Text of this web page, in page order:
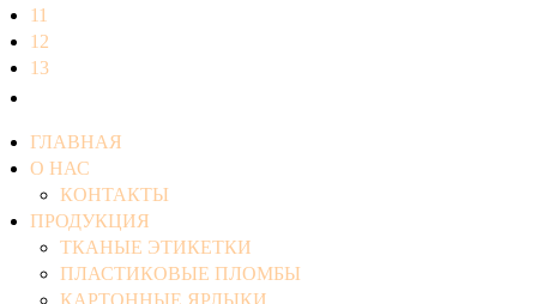
11
12
13
ГЛАВНАЯ
О НАС
КОНТАКТЫ
ПРОДУКЦИЯ
ТКАНЫЕ ЭТИКЕТКИ
ПЛАСТИКОВЫЕ ПЛОМБЫ
КАРТОННЫЕ ЯРЛЫКИ